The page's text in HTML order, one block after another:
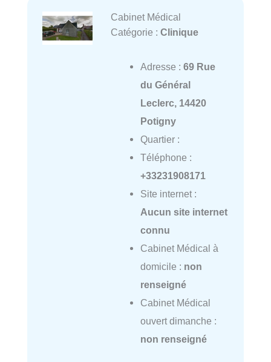
Cabinet Médical
Catégorie : Clinique
Adresse : 69 Rue
du Général
Leclerc, 14420
Potigny
Quartier :
Téléphone :
+33231908171
Site internet :
Aucun site internet
connu
Cabinet Médical à
domicile : non
renseigné
Cabinet Médical
ouvert dimanche :
non renseigné